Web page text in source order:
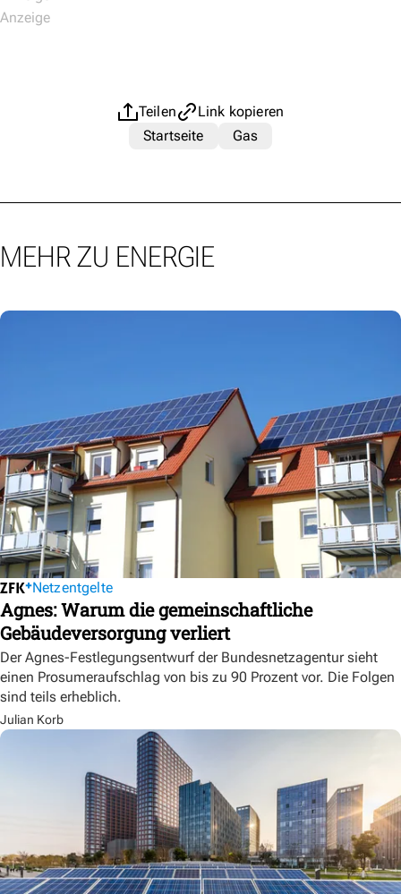
Teilen
Link kopieren
Startseite
Gas
MEHR ZU ENERGIE
Netzentgelte
Agnes: Warum die gemeinschaftliche
Gebäudeversorgung verliert
Der Agnes-Festlegungsentwurf der Bundesnetzagentur sieht
einen Prosumeraufschlag von bis zu 90 Prozent vor. Die Folgen
sind teils erheblich.
Julian Korb